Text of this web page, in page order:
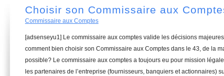
Choisir son Commissaire aux
Commissaire aux Comptes
[adsenseyu1] Le commissaire aux comptes valide les décisions
comment bien choisir son Commissaire aux Comptes dans le 43, de la
possible? Le commissaire aux comptes a toujours eu pour mission
les partenaires de l’entreprise (fournisseurs, banquiers et actionnaires)